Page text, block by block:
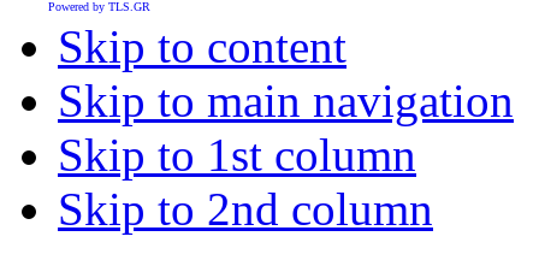
Skip to content
Skip to main navigation
Skip to 1st column
Skip to 2nd column
Powered by TLS.GR